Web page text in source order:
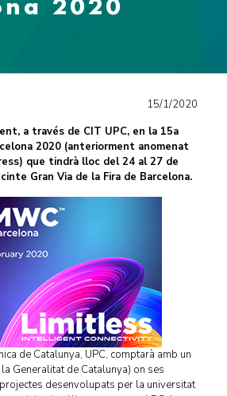
2020
15/1/2020
a través de CIT UPC, en la 15a
2020 (anteriorment anomenat
que tindrà lloc del 24 al 27 de
Gran Via de la Fira de Barcelona.
de Catalunya, UPC, comptarà amb un
Generalitat de Catalunya) on ses
desenvolupats per la universitat